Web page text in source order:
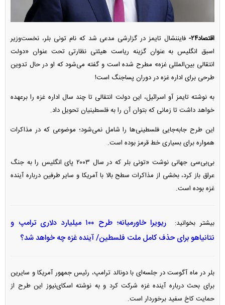
اقتصاد۲۴-
فایننشال تایمز در گزارشی مدعی شد که نام تونی بلر، نخست‌وزیر
اسبق انگلیس به عنوان گزینه ریاست هیئتی نظارتی تحت عنوان «دولت
انتقالی بین‌المللی غزه» مطرح شده است و گفته می‌شود که او در حال تدوین
طرحی برای اداره غزه در دوران پساجنگ است!
به نوشته تایمز آو اسرائیل، این دولت انتقالی تا چند سال اداره غزه را برعهده
خواهد داشت تا زمانی که بتوان آن را به فلسطینیان تحویل داد.
این طرح جابه‌جایی فلسطینی‌ها را شامل نمی‌شود؛ موضوعی که در مذاکرات
همواره برای بسیاری خط قرمز بوده است.
بی‌بی‌سی جهانی نوشت «تونی بلر که در سال ۲۰۰۳ پای انگلیس را به جنگ
عراق باز کرد، بخشی از مذاکرات سطح بالا با آمریکا و سایر طرفین درباره آینده
غزه بوده است.
بیشتر بخوانید:
ریویرا خاورمیانه؛ طرح ۱۰۰ میلیارد دلاری ترامپ و
نتانیاهو برای حذف کامل ملت فلسطین/ آینده غزه چه خواهد شد؟
بلر در ماه آگوست در جلسه‌ای با دونالد ترامپ، رئیس جمهور آمریکا و سایرین
برای بحث درباره آینده غزه شرکت کرد و به نوشته اسکای‌نیوز این طرح از
حمایت کاخ سفید برخوردار است.